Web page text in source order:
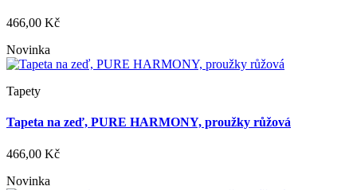
466,00 Kč
Novinka
Tapety
Tapeta na zeď, PURE HARMONY, proužky růžová
466,00 Kč
Novinka